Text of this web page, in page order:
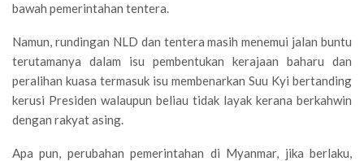
bawah pemerintahan tentera.
Namun, rundingan NLD dan tentera masih menemui jalan buntu
terutamanya dalam isu pembentukan kerajaan baharu dan
peralihan kuasa termasuk isu membenarkan Suu Kyi bertanding
kerusi Presiden walaupun beliau tidak layak kerana berkahwin
dengan rakyat asing.
Apa pun, perubahan pemerintahan di Myanmar, jika berlaku,